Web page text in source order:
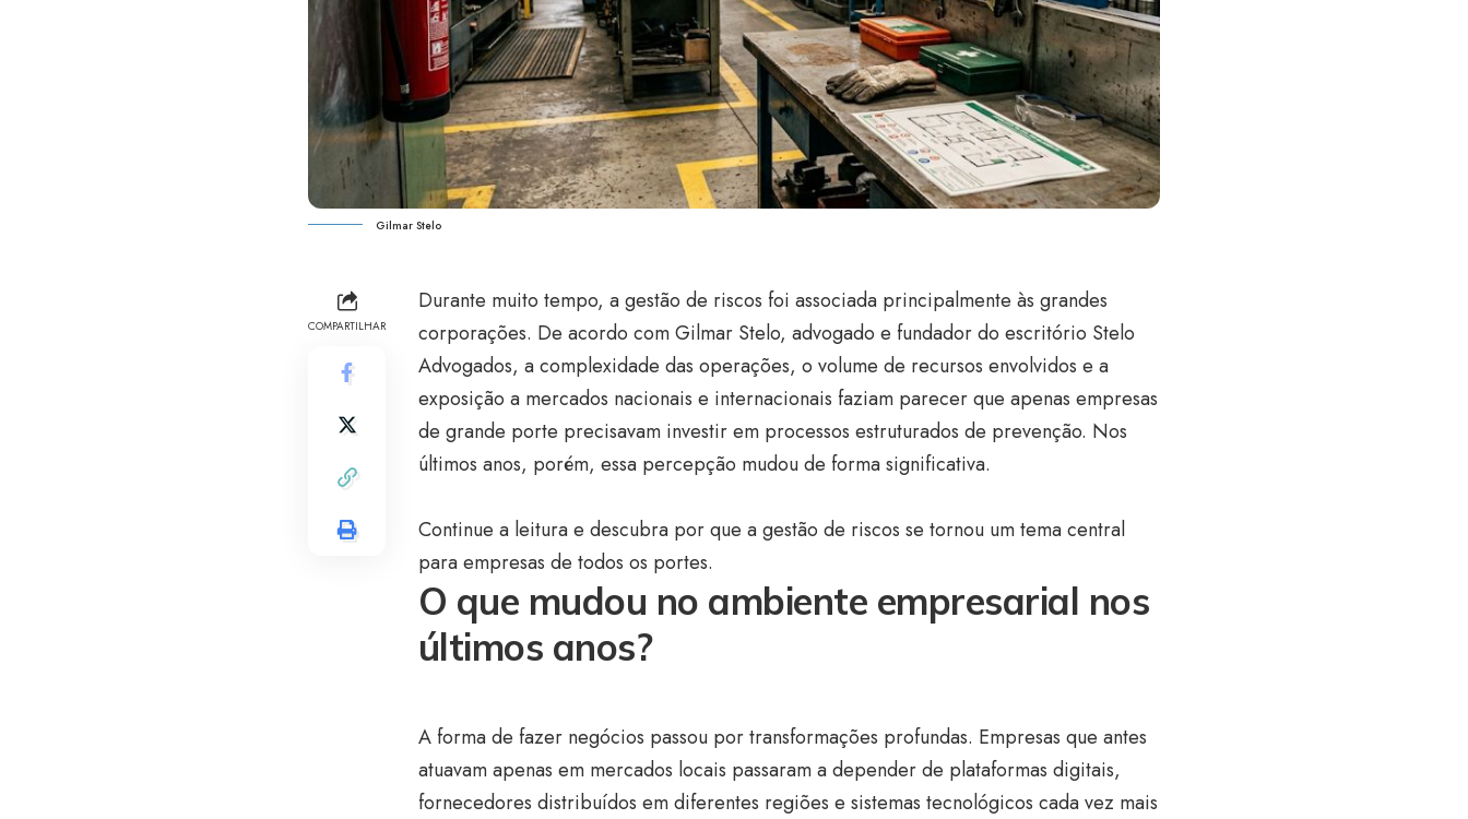
Gilmar Stelo
COMPARTILHAR
Durante muito tempo, a gestão de riscos foi associada principalmente às grandes
corporações. De acordo com Gilmar Stelo, advogado e fundador do escritório Stelo
Advogados, a complexidade das operações, o volume de recursos envolvidos e a
exposição a mercados nacionais e internacionais faziam parecer que apenas empresas
de grande porte precisavam investir em processos estruturados de prevenção. Nos
últimos anos, porém, essa percepção mudou de forma significativa.
Continue a leitura e descubra por que a gestão de riscos se tornou um tema central
para empresas de todos os portes.
O que mudou no ambiente empresarial nos
últimos anos?
A forma de fazer negócios passou por transformações profundas. Empresas que antes
atuavam apenas em mercados locais passaram a depender de plataformas digitais,
fornecedores distribuídos em diferentes regiões e sistemas tecnológicos cada vez mais